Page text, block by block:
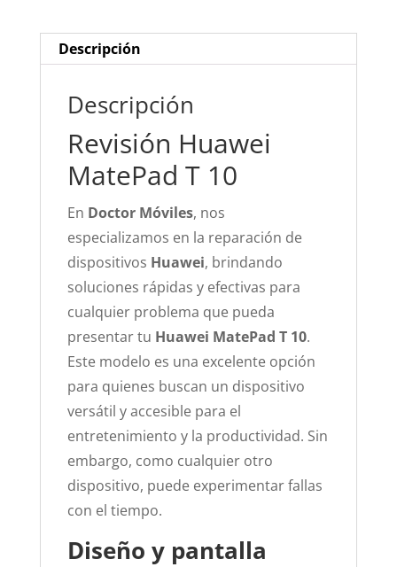
Descripción
Descripción
Revisión Huawei
MatePad T 10
En Doctor Móviles, nos
especializamos en la reparación de
dispositivos Huawei, brindando
soluciones rápidas y efectivas para
cualquier problema que pueda
presentar tu Huawei MatePad T 10.
Este modelo es una excelente opción
para quienes buscan un dispositivo
versátil y accesible para el
entretenimiento y la productividad. Sin
embargo, como cualquier otro
dispositivo, puede experimentar fallas
con el tiempo.
Diseño y pantalla